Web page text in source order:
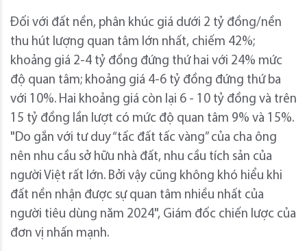
Đối với đất nền, phân khúc giá dưới 2 tỷ đồng/nền
thu hút lượng quan tâm lớn nhất, chiếm 42%;
khoảng giá 2-4 tỷ đồng đứng thứ hai với 24% mức
độ quan tâm; khoảng giá 4-6 tỷ đồng đứng thứ ba
với 10%. Hai khoảng giá còn lại 6 - 10 tỷ đồng và trên
15 tỷ đồng lần lượt có mức độ quan tâm 9% và 15%.
"Do gắn với tư duy “tấc đất tấc vàng” của cha ông
nên nhu cầu sở hữu nhà đất, nhu cầu tích sản của
người Việt rất lớn. Bởi vậy cũng không khó hiểu khi
đất nền nhận được sự quan tâm nhiều nhất của
người tiêu dùng năm 2024", Giám đốc chiến lược của
đơn vị nhấn mạnh.